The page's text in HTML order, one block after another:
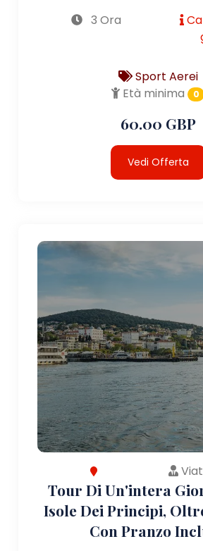
3 Ora
Sport Aerei
Età minima
0
60.00 GBP
Vedi Offerta
Tour Di Un'intera
Isole Dei Principi,
Con Pranzo